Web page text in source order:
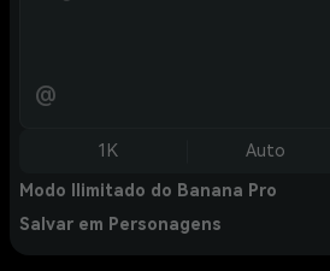
@
1K Auto
Modo Ilimitado do Banana Pro
Salvar em Personagens